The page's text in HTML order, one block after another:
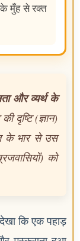
मुँह से रक्त
और व्यर्थ के
दृष्टि (ज्ञान)
के भार से उस
को
कि एक पहाड़